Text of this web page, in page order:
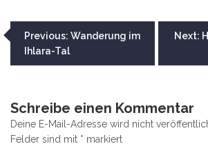
Previous: Wanderung im
Ihlara-Tal
Next:
Schreibe einen Kommentar
Deine E-Mail-Adresse wird nicht
Felder sind mit * markiert